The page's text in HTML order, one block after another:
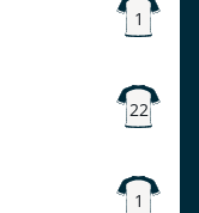
1
22
1